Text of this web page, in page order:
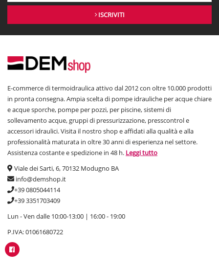
ISCRIVITI
E-commerce di termoidraulica attivo dal 2012 con oltre 10.000 prodotti
in pronta consegna. Ampia scelta di pompe idrauliche per acque chiare
e acque sporche, pompe per pozzi, per piscine, sistemi di
sollevamento acque, gruppi di pressurizzazione, presscontrol e
accessori idraulici. Visita il nostro shop e affidati alla qualità e alla
professionalità maturata in oltre 30 anni di esperienza nel settore.
Assistenza costante e spedizione in 48 h. Leggi tutto
Viale dei Sarti, 6, 70132 Modugno BA
info@demshop.it
+39 0805044114
+39 3351703409
Lun - Ven dalle 10:00-13:00 | 16:00 - 19:00
P.IVA: 01061680722